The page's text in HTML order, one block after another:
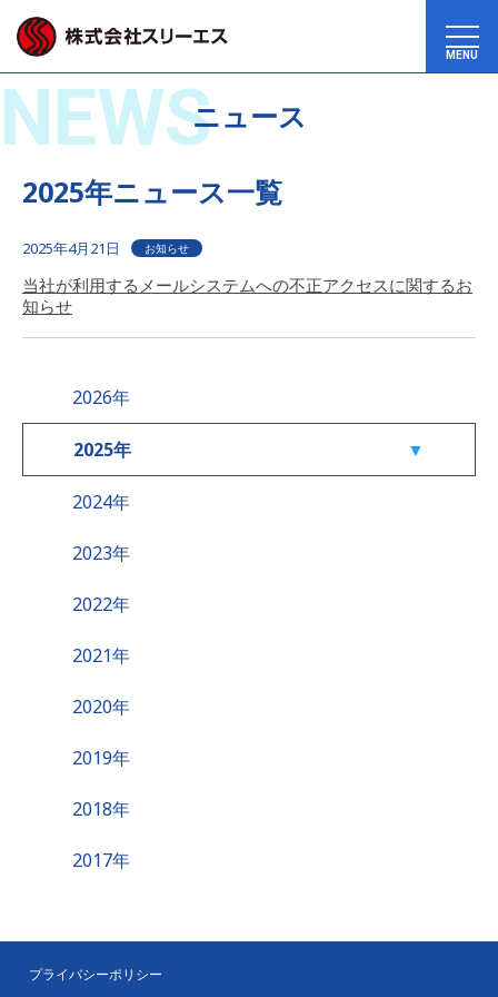
MENU
NEWSニュース
2026年
2025年
2024年
2023年
2022年
2021年
2020年
2019年
2018年
2017年
2025年ニュース一覧
2025年4月21日 お知らせ
当社が利用するメールシステムへの不正アクセスに関するお
知らせ
プライバシーポリシー